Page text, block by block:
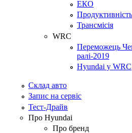
ЕКО
Продуктивність
Трансмісія
WRC
Переможець
ралі-2019
Hyundai у WRC
Склад авто
Запис на сервіс
Тест-Драйв
Про Hyundai
Про бренд